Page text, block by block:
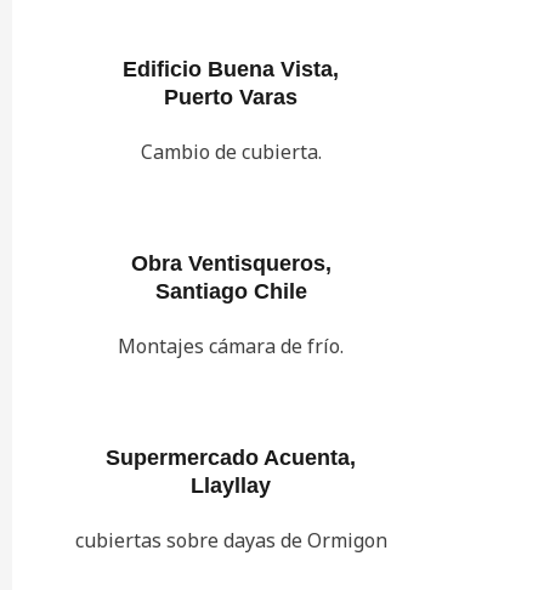
Edificio Buena Vista,
Puerto Varas
Cambio de cubierta.
Obra Ventisqueros,
Santiago Chile
Montajes cámara de frío.
Supermercado Acuenta,
Llayllay
cubiertas sobre dayas de Ormigon